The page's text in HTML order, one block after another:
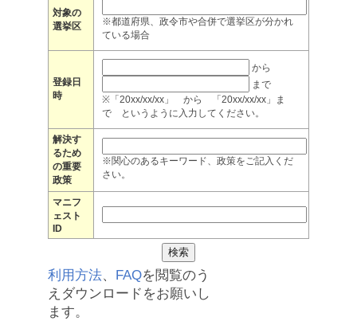
対象の
選挙区
※都道府県、政令市や合併で選挙区が分かれ
ている場合
登録日
時
から
まで
※「20xx/xx/xx」 から 「20xx/xx/xx」ま
で というように入力してください。
解決す
るため
の重要
政策
※関心のあるキーワード、政策をご記入くだ
さい。
マニフ
ェスト
ID
利用方法、 FAQを閲覧のう
えダウンロードをお願いし
ます。